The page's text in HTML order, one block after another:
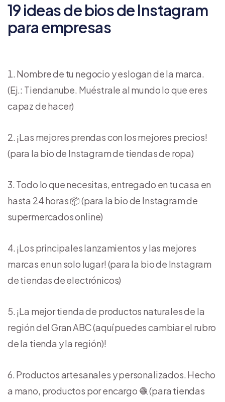
19 ideas de bios de Instagram
para empresas
Nombre de tu negocio y eslogan de la marca.
(Ej.: Tiendanube. Muéstrale al mundo lo que eres
capaz de hacer)
¡Las mejores prendas con los mejores precios!
(para la bio de Instagram de tiendas de ropa)
Todo lo que necesitas, entregado en tu casa en
hasta 24 horas 📦 (para la bio de Instagram de
supermercados online)
¡Los principales lanzamientos y las mejores
marcas en un solo lugar! (para la bio de Instagram
de tiendas de electrónicos)
¡La mejor tienda de productos naturales de la
región del Gran ABC (aquí puedes cambiar el rubro
de la tienda y la región)!
Productos artesanales y personalizados. Hecho
a mano, productos por encargo 🧶 (para tiendas